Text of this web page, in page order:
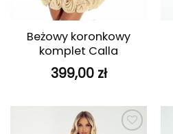
Beżowy koronkowy
komplet Calla
399,00 zł